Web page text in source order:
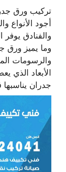
تركيب ورق
أجود الأنواع
والفنادق يوفر
وما يميز ورق
والرسومات
الأبعاد الذي
جدران